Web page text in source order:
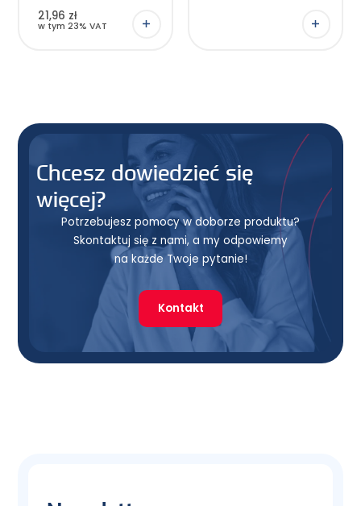
21,96 zł
w tym 23% VAT
Chcesz dowiedzieć się
więcej?
Potrzebujesz pomocy w doborze produktu?
Skontaktuj się z nami, a my odpowiemy
na każde Twoje pytanie!
Kontakt